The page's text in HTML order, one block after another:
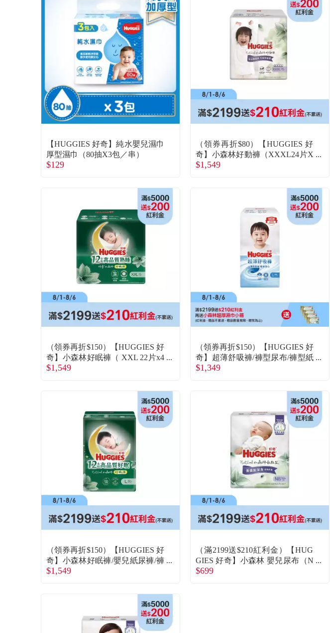
【HUGGIES 好奇】純水嬰兒濕巾
厚型濕巾（80抽X3包／串）
$129
（領券再折$80）【HUGGIES 好
奇】小森林好動褲（XXXL24片X
3包／箱）(廠商直送)
$1,549
（領券再折$150）【HUGGIES 好
奇】小森林好眠褲（ XXL 22片x4
包/箱）(廠商直送)
$1,549
（領券再折$150）【HUGGIES 好
奇】超薄舒吸褲/褲型尿布/褲型紙
尿褲（ L 44片x4包/箱）(廠商直
$1,349
（領券再折$150）【HUGGIES 好
奇】小森林好眠褲/嬰兒紙尿褲/褲
型尿布/過夜尿布 （L 32片x4包/
$1,549
（滿2199送$210紅利金）【HUG
GIES 好奇】小森林 嬰兒尿布（N
B32片x4包/箱）廠商直送
$699